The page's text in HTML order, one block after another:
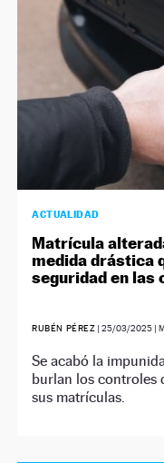
ACTUALIDAD
Matrícula
medida drástica
seguridad en las
RUBÉN PÉREZ |25/03/2025 |
Se acabó la
burlan los controles
sus matrículas.